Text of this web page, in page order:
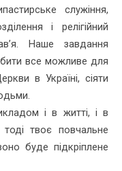
служіння,
і релігійний
Наше завдання
все можливе для
в Україні, сіяти
і в житті, і в
твоє повчальне
буде підкріплене